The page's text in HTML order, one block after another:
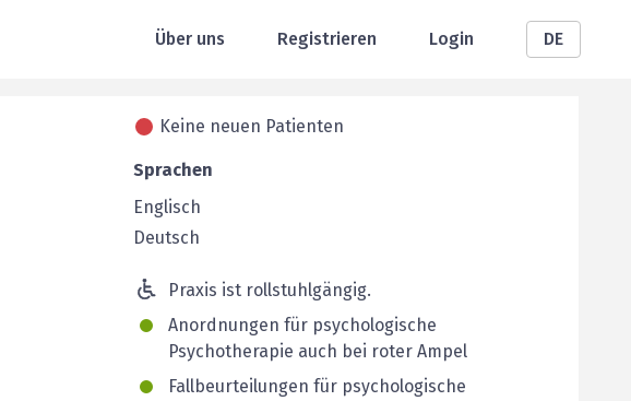
Über uns Registrieren Login DE
Keine neuen Patienten
Sprachen
Englisch
Deutsch
Praxis ist rollstuhlgängig.
Anordnungen für psychologische
Psychotherapie auch bei roter Ampel
Fallbeurteilungen für psychologische